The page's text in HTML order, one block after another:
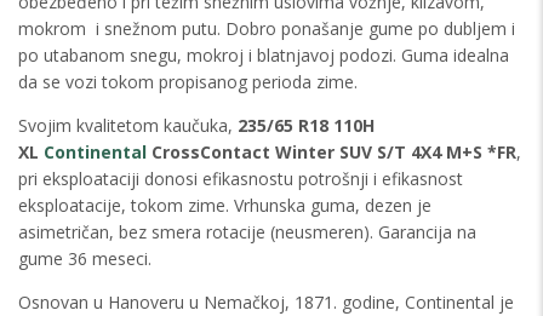
mokrom i snežnom putu. Dobro ponašanje gume po dubljem i
po utabanom snegu, mokroj i blatnjavoj podozi. Guma idealna
da se vozi tokom propisanog perioda zime.
Svojim kvalitetom kaučuka, 235/65 R18 110H
XL Continental CrossContact Winter SUV S/T 4X4 M+S *FR,
pri eksploataciji donosi efikasnostu potrošnji i efikasnost
eksploatacije, tokom zime. Vrhunska guma, dezen je
asimetričan, bez smera rotacije (neusmeren). Garancija na
gume 36 meseci.
Osnovan u Hanoveru u Nemačkoj, 1871. godine, Continental je